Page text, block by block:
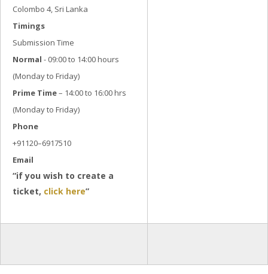
Colombo 4, Sri Lanka
Timings
Submission Time
Normal - 09:00 to 14:00 hours
(Monday to Friday)
Prime Time– 14:00 to 16:00 hrs
(Monday to Friday)
Phone
+91120–6917510
Email
“if you wish to create a
ticket, click here”